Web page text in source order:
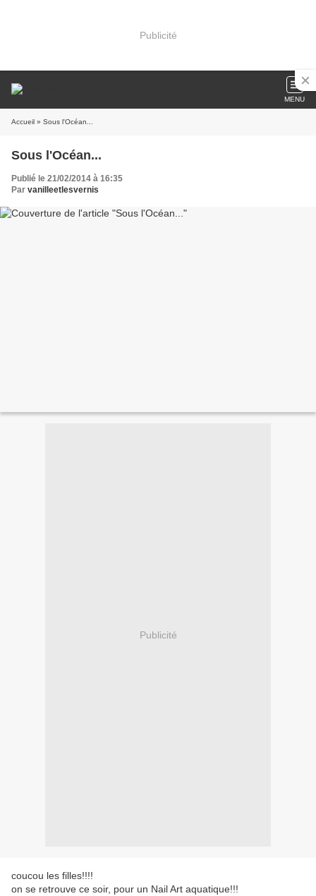
Publicité
MENU
Accueil » Sous l'Océan...
Sous l'Océan...
Publié le 21/02/2014 à 16:35
Par vanilleetlesvernis
Publicité
coucou les filles!!!!
on se retrouve ce soir, pour un Nail Art aquatique!!!